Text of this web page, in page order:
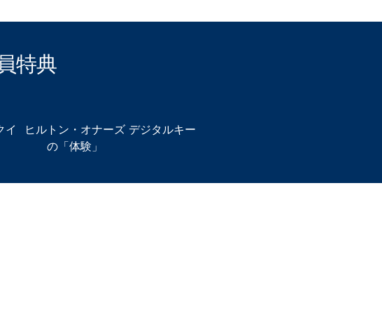
特典
イ
ヒルトン・オナーズ
の「体験」
デジタルキー